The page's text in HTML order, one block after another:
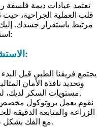
تعتمد عيادات ديمة فلسفة
قلب العملية الجراحية،
مرتبط باستقرار جسدك.
استثنائية وآمنة:
الاستشارة التشاركية:
يجتمع فريقنا الطبي قبل
وتحديد نافذة الأمان
مستويات السكر لديك، لضمان أعلى معدلات النجاح.
نقوم بعمل بروتوكول
الزراعة والمتابعة الدقيقة
مع الفك بشكل طبيعي وآمن تمامًا.